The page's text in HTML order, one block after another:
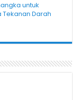
untuk
Darah